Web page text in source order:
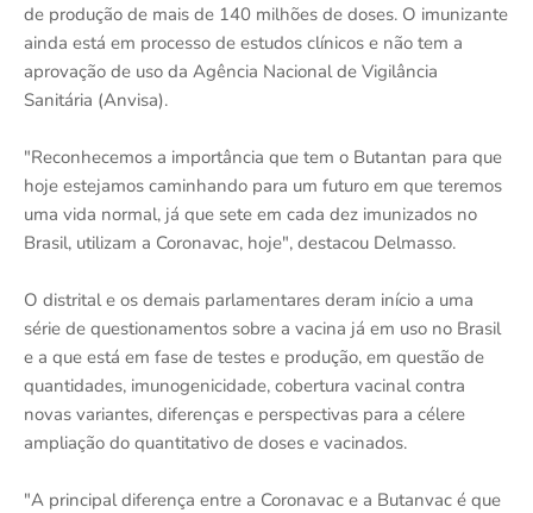
de produção de mais de 140 milhões de doses. O imunizante
ainda está em processo de estudos clínicos e não tem a
aprovação de uso da Agência Nacional de Vigilância
Sanitária (Anvisa).
"Reconhecemos a importância que tem o Butantan para que
hoje estejamos caminhando para um futuro em que teremos
uma vida normal, já que sete em cada dez imunizados no
Brasil, utilizam a Coronavac, hoje", destacou Delmasso.
O distrital e os demais parlamentares deram início a uma
série de questionamentos sobre a vacina já em uso no Brasil
e a que está em fase de testes e produção, em questão de
quantidades, imunogenicidade, cobertura vacinal contra
novas variantes, diferenças e perspectivas para a célere
ampliação do quantitativo de doses e vacinados.
"A principal diferença entre a Coronavac e a Butanvac é que